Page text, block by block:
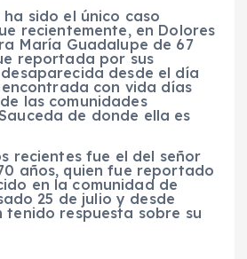
sido el único caso
recientemente, en Dolores
María Guadalupe de 67
reportada por sus
desde el día
con vida días
las comunidades
de donde ella es
recientes fue el del señor
años, quien fue reportado
en la comunidad de
25 de julio y desde
tenido respuesta sobre su